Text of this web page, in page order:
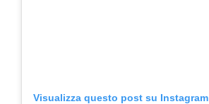
Visualizza questo post su Instagram